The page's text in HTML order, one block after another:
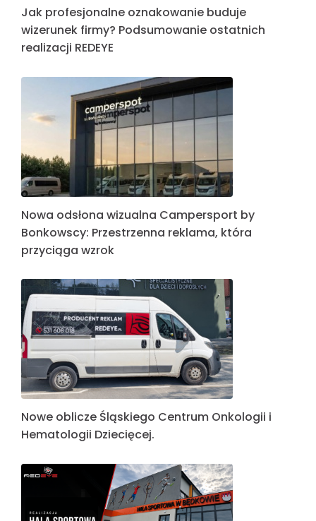
Jak profesjonalne oznakowanie buduje
wizerunek firmy? Podsumowanie ostatnich
realizacji REDEYE
Nowa odsłona wizualna Campersport by
Bonkowscy: Przestrzenna reklama, która
przyciąga wzrok
Nowe oblicze Śląskiego Centrum Onkologii i
Hematologii Dziecięcej.